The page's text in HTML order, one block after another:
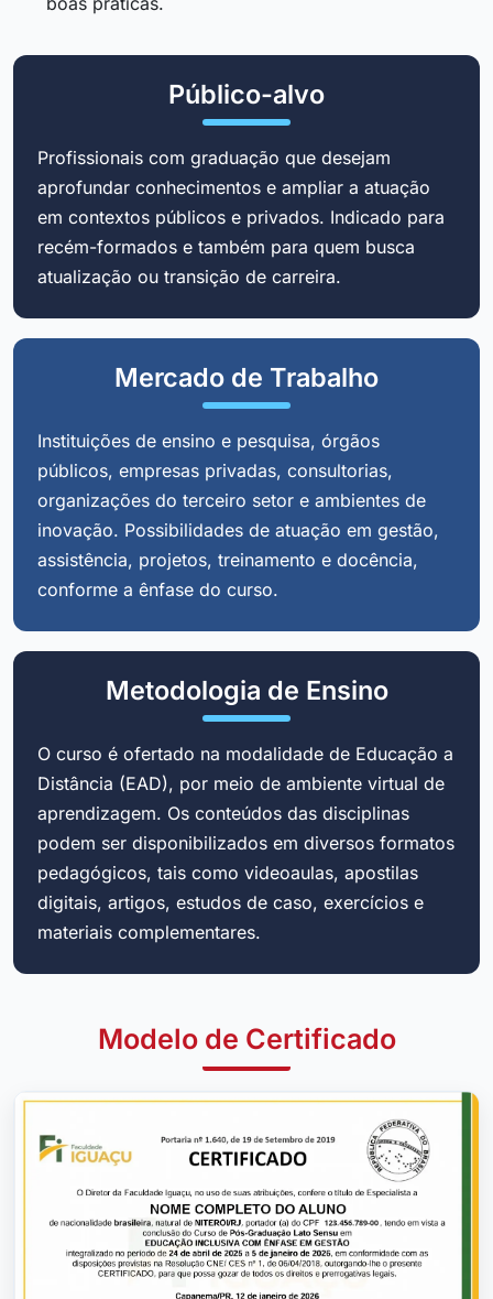
Público-alvo
Profissionais com graduação que desejam
aprofundar conhecimentos e ampliar a atuação
em contextos públicos e privados. Indicado para
recém-formados e também para quem busca
atualização ou transição de carreira.
Mercado de Trabalho
Instituições de ensino e pesquisa, órgãos
públicos, empresas privadas, consultorias,
organizações do terceiro setor e ambientes de
inovação. Possibilidades de atuação em gestão,
assistência, projetos, treinamento e docência,
conforme a ênfase do curso.
Metodologia de Ensino
O curso é ofertado na modalidade de Educação a
Distância (EAD), por meio de ambiente virtual de
aprendizagem. Os conteúdos das disciplinas
podem ser disponibilizados em diversos formatos
pedagógicos, tais como videoaulas, apostilas
digitais, artigos, estudos de caso, exercícios e
materiais complementares.
Modelo de Certificado